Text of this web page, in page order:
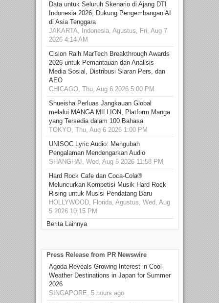
Data untuk Seluruh Skenario di Ajang DTI
Indonesia 2026, Dukung Pengembangan AI
di Asia Tenggara
JAKARTA, Indonesia, Agustus, Fri, Aug 7
2026 4:14 AM
Cision Raih MarTech Breakthrough Awards
2026 untuk Pemantauan dan Analisis
Media Sosial, Distribusi Siaran Pers, dan
AEO
CHICAGO, Thu, Aug 6 2026 5:00 PM
Shueisha Perluas Jangkauan Global
melalui MANGA MILLION, Platform Manga
yang Tersedia dalam 100 Bahasa
TOKYO, Thu, Aug 6 2026 1:00 PM
UNISOC Lyric Audio: Mengubah
Pengalaman Mendengarkan Audio
SHANGHAI, Wed, Aug 5 2026 11:58 PM
Hard Rock Cafe dan Coca-Cola®
Meluncurkan Kompetisi Musik Hard Rock
Rising untuk Musisi Pendatang Baru
HOLLYWOOD, Florida, Agustus, Wed, Aug
5 2026 10:15 PM
Berita Lainnya
Press Release from PR Newswire
Agoda Reveals Growing Interest in Cool-
Weather Destinations in Japan for Summer
2026
SINGAPORE, 5 hours ago